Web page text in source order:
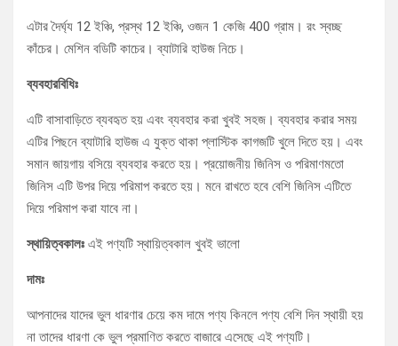
এটার দৈর্ঘ্য 12 ইঞ্চি, প্রস্থ 12 ইঞ্চি, ওজন 1 কেজি 400 গ্রাম। রং স্বচ্ছ
কাঁচের। মেশিন বডিটি কাচের। ব্যাটারি হাউজ নিচে।
ব্যবহারবিধিঃ
এটি বাসাবাড়িতে ব্যবহৃত হয় এবং ব্যবহার করা খুবই সহজ। ব্যবহার করার সময়
এটির পিছনে ব্যাটারি হাউজ এ যুক্ত থাকা প্লাস্টিক কাগজটি খুলে দিতে হয়। এবং
সমান জায়গায় বসিয়ে ব্যবহার করতে হয়। প্রয়োজনীয় জিনিস ও পরিমাণমতো
জিনিস এটি উপর দিয়ে পরিমাপ করতে হয়। মনে রাখতে হবে বেশি জিনিস এটিতে
দিয়ে পরিমাপ করা যাবে না।
স্থায়িত্বকালঃ এই পণ্যটি স্থায়িত্বকাল খুবই ভালো
দামঃ
আপনাদের যাদের ভুল ধারণার চেয়ে কম দামে পণ্য কিনলে পণ্য বেশি দিন স্থায়ী হয়
না তাদের ধারণা কে ভুল প্রমাণিত করতে বাজারে এসেছে এই পণ্যটি।